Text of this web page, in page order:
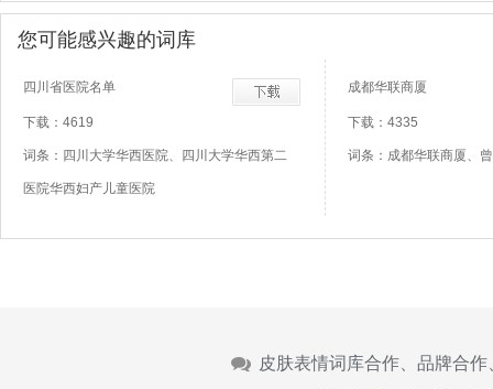
成都电大龙泉分校、成都电大青白江分校、
您可能感兴趣的词库
四川省医院名单
下载：4619
词条：四川大学华西医院、四川大学华西第二
医院华西妇产儿童医院
成都华联商厦
下载：4335
词条：成都华联商厦、
皮肤表情词库合作、品牌合